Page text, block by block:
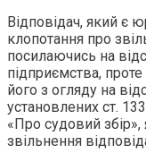
Відповідач, який є
клопотання про
посилаючись на
підприємства,
його з огляду на
установлених ст.
«Про судовий збір»,
звільнення